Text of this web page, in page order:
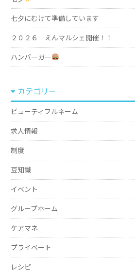
七夕にむけて準備しています
２０２６ えんマルシェ開催！！
ハンバーガー
カテゴリー
ビューティフルネーム
求人情報
制度
豆知識
イベント
グループホーム
ケアマネ
プライベート
レシピ